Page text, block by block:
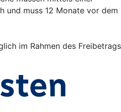
und muss 12 Monate vor dem
im Rahmen des Freibetrags